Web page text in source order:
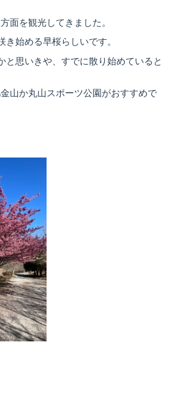
面を観光してきました。
始める早桜らしいです。
と思いきや、すでに散り始めていると
山か丸山スポーツ公園がおすすめで